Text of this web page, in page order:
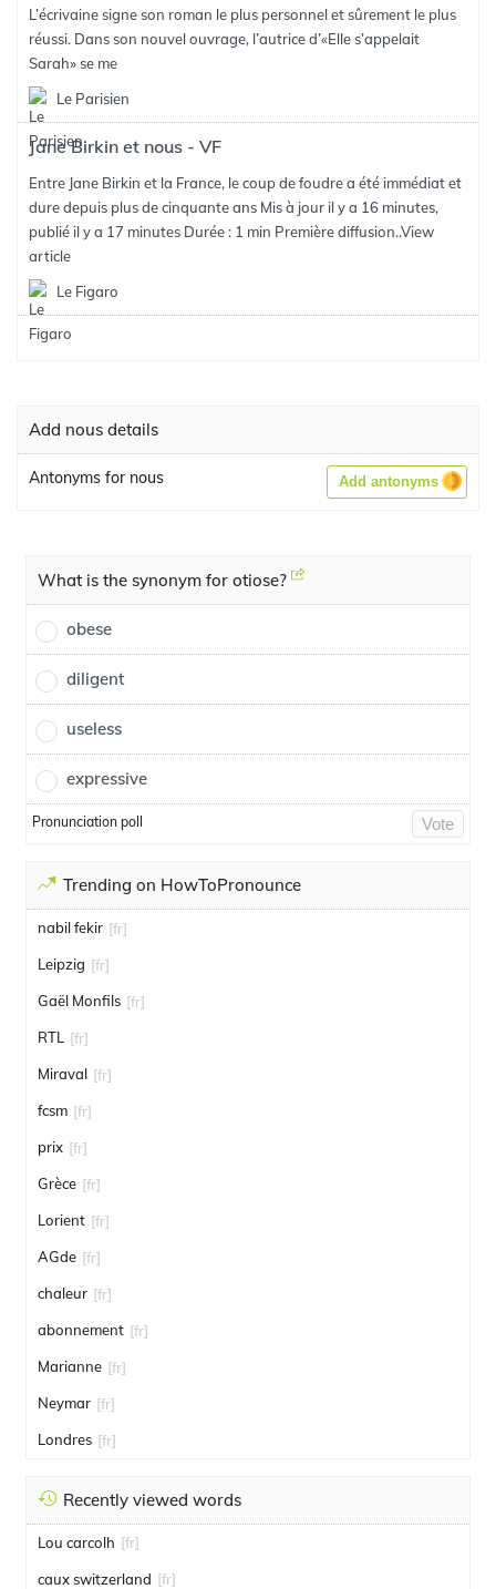
L’écrivaine signe son roman le plus personnel et sûrement le plus
réussi. Dans son nouvel ouvrage, l’autrice d’«Elle s’appelait
Sarah» se me
Le Parisien
Jane Birkin et nous - VF
Entre Jane Birkin et la France, le coup de foudre a été immédiat et
dure depuis plus de cinquante ans Mis à jour il y a 16 minutes,
publié il y a 17 minutes Durée : 1 min Première diffusion..View
article
Le Figaro
Add nous details
Antonyms for nous Add antonyms
What is the synonym for otiose?
obese
diligent
useless
expressive
Pronunciation poll Vote
Trending on HowToPronounce
nabil fekir [fr]
Leipzig [fr]
Gaël Monfils [fr]
RTL [fr]
Miraval [fr]
fcsm [fr]
prix [fr]
Grèce [fr]
Lorient [fr]
AGde [fr]
chaleur [fr]
abonnement [fr]
Marianne [fr]
Neymar [fr]
Londres [fr]
Recently viewed words
Lou carcolh [fr]
caux switzerland [fr]